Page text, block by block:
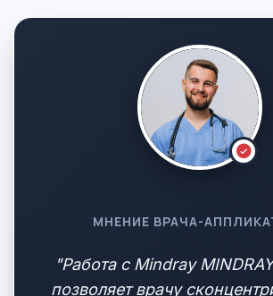
МНЕНИЕ ВРАЧА-
"Работа с Mindray
позволяет врачу